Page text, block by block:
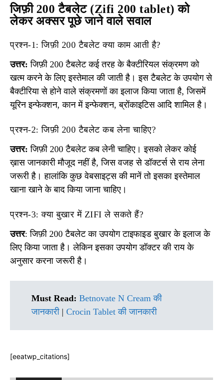
जिफ़ी 200 टैबलेट (Zifi 200 tablet) को
लेकर अक्सर पूछे जाने वाले सवाल
प्रश्न-1: जिफ़ी 200 टैबलेट क्या काम आती है?
उत्तर: जिफ़ी 200 टैबलेट कई तरह के बैक्टीरियल संक्रमण को
खत्म करने के लिए इस्तेमाल की जाती है। इस टैबलेट के उपयोग से
बैक्टीरिया से होने वाले संक्रमणों का इलाज किया जाता है, जिसमें
यूरिन इन्फेक्शन, कान में इन्फेक्शन, ब्रोंकाइटिस आदि शामिल है।
प्रश्न-2: जिफ़ी 200 टैबलेट कब लेना चाहिए?
उत्तर: जिफ़ी 200 टैबलेट कब लेनी चाहिए। इसको लेकर कोई
ख़ास जानकारी मौजूद नहीं है, जिस वजह से डॉक्टर्स से राय लेना
जरूरी है। हालांकि कुछ वेबसाइट्स की मानें तो इसका इस्तेमाल
खाना खाने के बाद किया जाना चाहिए।
प्रश्न-3: क्या बुखार में ZIFI ले सकते हैं?
उत्तर: जिफ़ी 200 टैबलेट का उपयोग टाइफाइड बुखार के इलाज के
लिए किया जाता है। लेकिन इसका उपयोग डॉक्टर की राय के
अनुसार करना जरूरी है।
Must Read: Betnovate N Cream की
जानकारी| Crocin Tablet की जानकारी
[eeatwp_citations]